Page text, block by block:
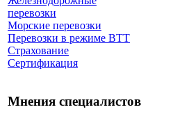
перевозки
Морские перевозки
Перевозки в режиме ВТТ
Страхование
Сертификация
Мнения специалистов